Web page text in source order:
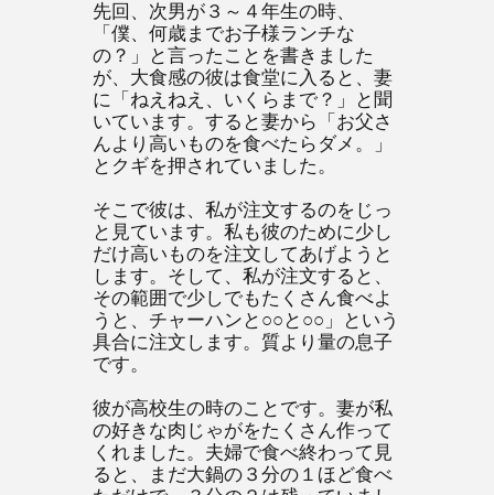
先回、次男が３～４年生の時、
「僕、何歳までお子様ランチな
の？」と言ったことを書きました
が、大食感の彼は食堂に入ると、妻
に「ねえねえ、いくらまで？」と聞
いています。すると妻から「お父さ
んより高いものを食べたらダメ。」
とクギを押されていました。
そこで彼は、私が注文するのをじっ
と見ています。私も彼のために少し
だけ高いものを注文してあげようと
します。そして、私が注文すると、
その範囲で少しでもたくさん食べよ
うと、チャーハンと○○と○○」という
具合に注文します。質より量の息子
です。
彼が高校生の時のことです。妻が私
の好きな肉じゃがをたくさん作って
くれました。夫婦で食べ終わって見
ると、まだ大鍋の３分の１ほど食べ